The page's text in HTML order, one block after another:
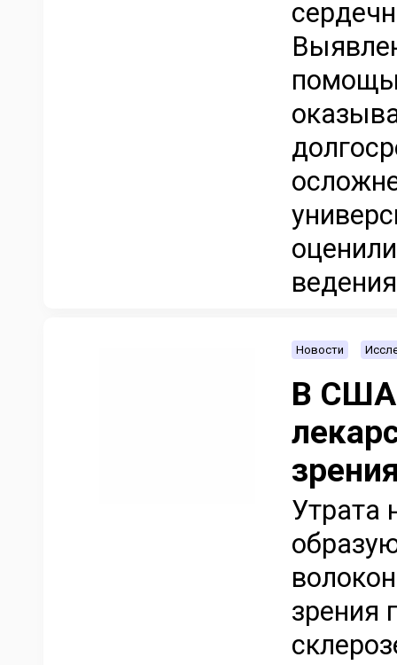
Новости
В США
Утрата
зрения